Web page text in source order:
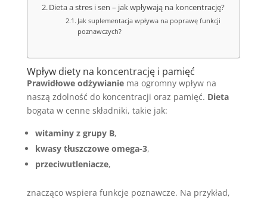
Dieta a stres i sen – jak wpływają na koncentrację?
Jak suplementacja wpływa na poprawę funkcji
poznawczych?
Wpływ diety na koncentrację i pamięć
Prawidłowe odżywianiema ogromny wpływ na
naszą zdolność do koncentracji oraz pamięć. Dieta
bogata w cenne składniki, takie jak:
witaminy z grupy B,
kwasy tłuszczowe omega-3,
przeciwutleniacze,
znacząco wspiera funkcje poznawcze. Na przykład,